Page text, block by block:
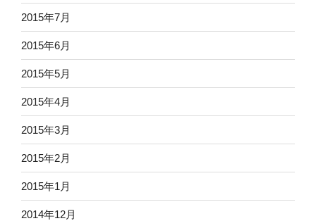
2015年7月
2015年6月
2015年5月
2015年4月
2015年3月
2015年2月
2015年1月
2014年12月